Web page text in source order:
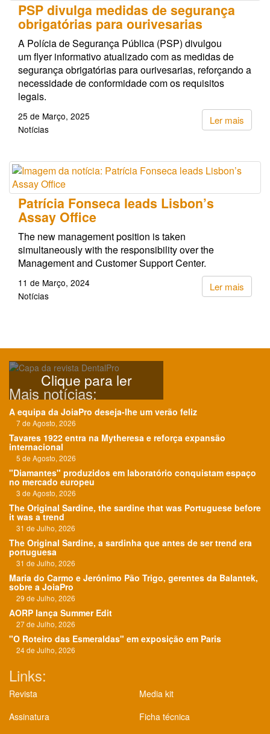
PSP divulga medidas de segurança
obrigatórias para ourivesarias
A Polícia de Segurança Pública (PSP) divulgou
um flyer informativo atualizado com as medidas de
segurança obrigatórias para ourivesarias, reforçando a
necessidade de conformidade com os requisitos
legais.
Ler mais
25 de Março, 2025
Notícias
Patrícia Fonseca leads Lisbon’s
Assay Office
The new management position is taken
simultaneously with the responsibility over the
Management and Customer Support Center.
Ler mais
11 de Março, 2024
Notícias
Clique para ler
Mais notícias:
A equipa da JoiaPro deseja-lhe um verão feliz
7 de Agosto, 2026
Tavares 1922 entra na Mytheresa e reforça expansão
internacional
5 de Agosto, 2026
"Diamantes" produzidos em laboratório conquistam espaço
no mercado europeu
3 de Agosto, 2026
The Original Sardine, the sardine that was Portuguese before
it was a trend
31 de Julho, 2026
The Original Sardine, a sardinha que antes de ser trend era
portuguesa
31 de Julho, 2026
Maria do Carmo e Jerónimo Pão Trigo, gerentes da Balantek,
sobre a JoiaPro
29 de Julho, 2026
AORP lança Summer Edit
27 de Julho, 2026
"O Roteiro das Esmeraldas" em exposição em Paris
24 de Julho, 2026
Links:
Revista
Assinatura
Media kit
Ficha técnica